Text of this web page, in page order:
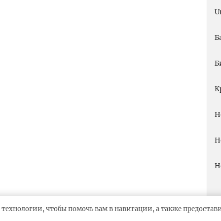
чтобы помочь вам в навигации, а также